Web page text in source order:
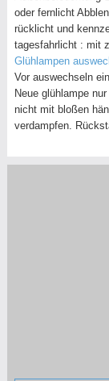
oder fernlicht
rücklicht und
tagesfahrlicht : mit
Glühlampen
Vor auswechseln
Neue glühlampe
nicht mit bloßen
verdampfen.